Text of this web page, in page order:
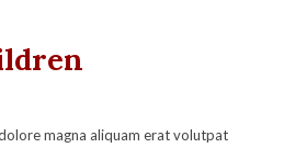
magna aliquam erat volutpat